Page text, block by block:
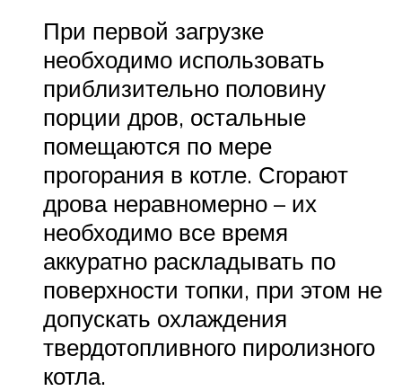
При первой загрузке
необходимо использовать
приблизительно половину
порции дров, остальные
помещаются по мере
прогорания в котле. Сгорают
дрова неравномерно – их
необходимо все время
аккуратно раскладывать по
поверхности топки, при этом не
допускать охлаждения
твердотопливного пиролизного
котла.